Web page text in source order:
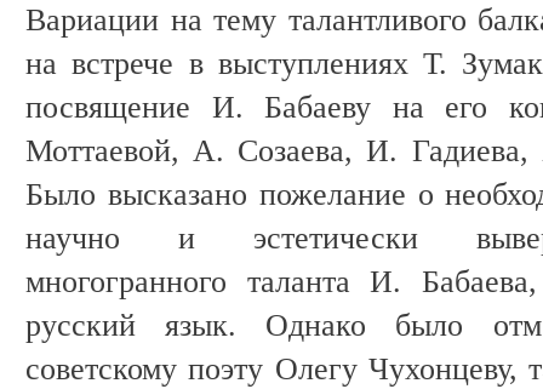
Вариации на тему талантливого
на встрече в выступлениях Т.
посвящение И. Бабаеву на его
Моттаевой, А. Созаева, И.
Было высказано пожелание о
научно и эстетически
многогранного таланта И.
русский язык. Однако было
советскому поэту Олегу Чухонцеву,